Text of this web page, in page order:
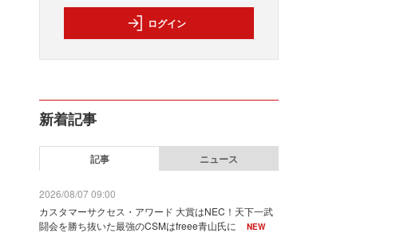
ログイン
新着記事
記事 ニュース
2026/08/07 09:00
カスタマーサクセス・アワード 大賞はNEC！天下一武
闘会を勝ち抜いた最強のCSMはfreee青山氏に
NEW